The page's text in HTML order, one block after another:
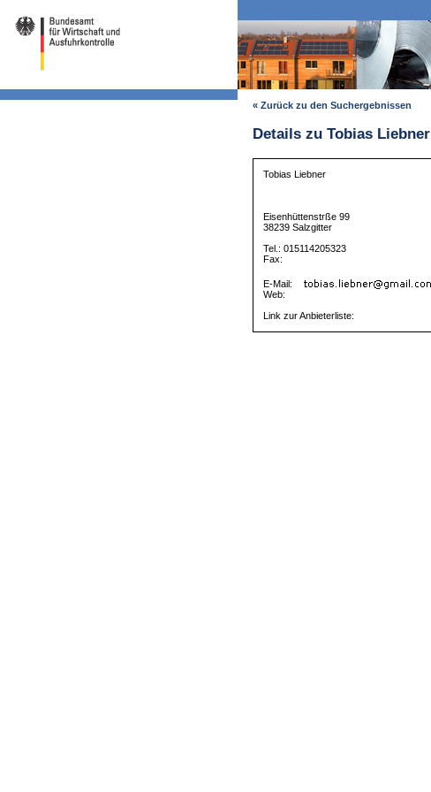
« Zurück zu den Suchergebnissen
Details zu Tobias Liebner
Tobias Liebner
Eisenhüttenstrße 99
38239 Salzgitter
Tel.: 015114205323
Fax:
E-Mail:
Web:
Link zur Anbieterliste: